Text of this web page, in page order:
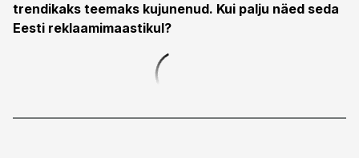
trendikaks teemaks kujunenud. Kui palju näed seda
Eesti reklaamimaastikul?